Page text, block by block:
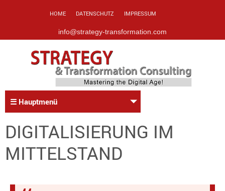
HOME DATENSCHUTZ IMPRESSUM
info@strategy-transformation.com
☰ Hauptmenü
DIGITALISIERUNG IM
MITTELSTAND